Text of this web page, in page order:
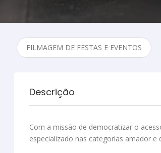
FILMAGEM DE FESTAS E EVENTOS
Descrição
Com a missão de democratizar o
especializado nas categorias amador e